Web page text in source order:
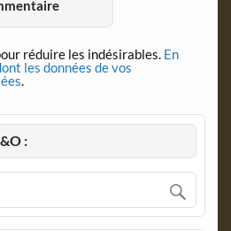
réduire les indésirables. En
les données de vos
.
: